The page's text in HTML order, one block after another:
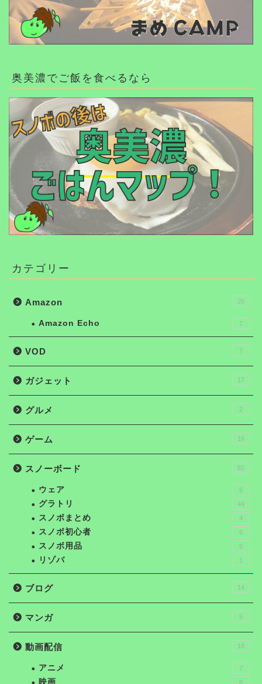
奥美濃でご飯を食べるなら
カテゴリー
Amazon 26
Amazon Echo 7
VOD 7
ガジェット 17
グルメ 2
ゲーム 16
スノーボード 82
ウェア 5
グラトリ 44
スノボまとめ 4
スノボ初心者 6
スノボ用品 5
リゾバ 1
ブログ 14
マンガ 5
動画配信 18
アニメ 7
映画 8